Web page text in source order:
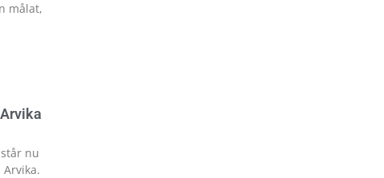
målat,
nu